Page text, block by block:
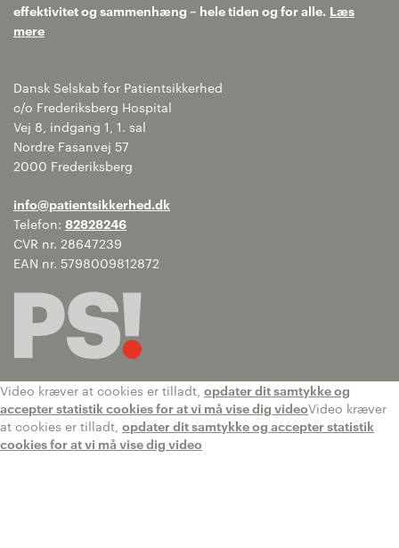
effektivitet og sammenhæng – hele tiden og for alle. Læs
mere
Dansk Selskab for Patientsikkerhed
c/o Frederiksberg Hospital
Vej 8, indgang 1, 1. sal
Nordre Fasanvej 57
2000 Frederiksberg
info@patientsikkerhed.dk
Telefon: 82828246
CVR nr. 28647239
EAN nr. 5798009812872
Video kræver at cookies er tilladt, opdater dit samtykke og
accepter statistik cookies for at vi må vise dig videoVideo kræver
at cookies er tilladt, opdater dit samtykke og accepter statistik
cookies for at vi må vise dig video